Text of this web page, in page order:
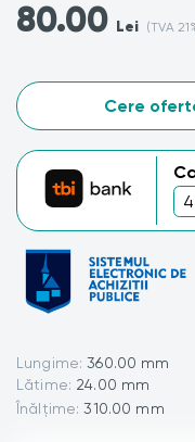
80.00 Lei (TVA
Cere
Lungime: 360.00 mm
Lătime: 24.00 mm
Înălțime: 310.00 mm